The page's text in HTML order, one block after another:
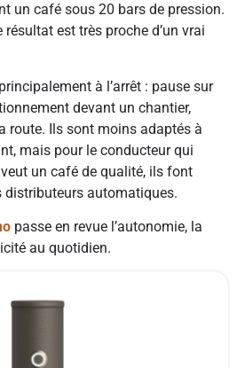
un café sous 20 bars de pression.
résultat est très proche d’un vrai
à l’arrêt : pause sur
devant un chantier,
route. Ils sont moins adaptés à
mais pour le conducteur qui
un café de qualité, ils font
distributeurs automatiques.
passe en revue l’autonomie, la
au quotidien.